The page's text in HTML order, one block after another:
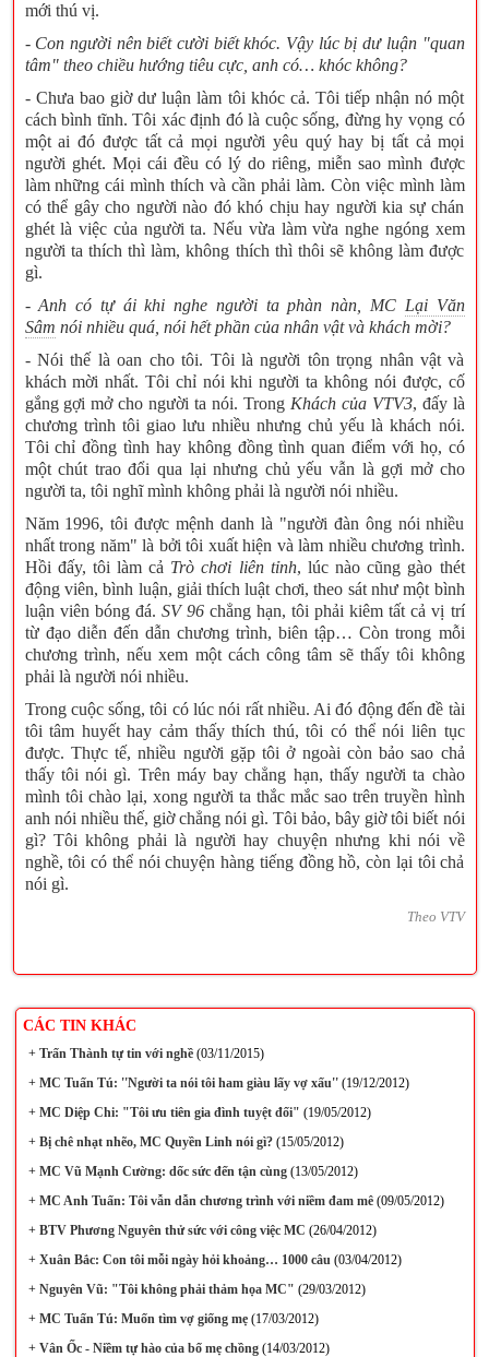
mới thú vị.
- Con người nên biết cười biết khóc. Vậy lúc bị dư luận "quan
tâm" theo chiều hướng tiêu cực, anh có… khóc không?
- Chưa bao giờ dư luận làm tôi khóc cả. Tôi tiếp nhận nó một
cách bình tĩnh. Tôi xác định đó là cuộc sống, đừng hy vọng có
một ai đó được tất cả mọi người yêu quý hay bị tất cả mọi
người ghét. Mọi cái đều có lý do riêng, miễn sao mình được
làm những cái mình thích và cần phải làm. Còn việc mình làm
có thể gây cho người nào đó khó chịu hay người kia sự chán
ghét là việc của người ta. Nếu vừa làm vừa nghe ngóng xem
người ta thích thì làm, không thích thì thôi sẽ không làm được
gì.
- Anh có tự ái khi nghe người ta phàn nàn, MC Lại Văn
Sâm nói nhiều quá, nói hết phần của nhân vật và khách mời?
- Nói thế là oan cho tôi. Tôi là người tôn trọng nhân vật và
khách mời nhất. Tôi chỉ nói khi người ta không nói được, cố
gắng gợi mở cho người ta nói. Trong Khách của VTV3, đấy là
chương trình tôi giao lưu nhiều nhưng chủ yếu là khách nói.
Tôi chỉ đồng tình hay không đồng tình quan điểm với họ, có
một chút trao đổi qua lại nhưng chủ yếu vẫn là gợi mở cho
người ta, tôi nghĩ mình không phải là người nói nhiều.
Năm 1996, tôi được mệnh danh là "người đàn ông nói nhiều
nhất trong năm" là bởi tôi xuất hiện và làm nhiều chương trình.
Hồi đấy, tôi làm cả Trò chơi liên tỉnh, lúc nào cũng gào thét
động viên, bình luận, giải thích luật chơi, theo sát như một bình
luận viên bóng đá. SV 96 chẳng hạn, tôi phải kiêm tất cả vị trí
từ đạo diễn đến dẫn chương trình, biên tập… Còn trong mỗi
chương trình, nếu xem một cách công tâm sẽ thấy tôi không
phải là người nói nhiều.
Trong cuộc sống, tôi có lúc nói rất nhiều. Ai đó động đến đề tài
tôi tâm huyết hay cảm thấy thích thú, tôi có thể nói liên tục
được. Thực tế, nhiều người gặp tôi ở ngoài còn bảo sao chả
thấy tôi nói gì. Trên máy bay chẳng hạn, thấy người ta chào
mình tôi chào lại, xong người ta thắc mắc sao trên truyền hình
anh nói nhiều thế, giờ chẳng nói gì. Tôi bảo, bây giờ tôi biết nói
gì? Tôi không phải là người hay chuyện nhưng khi nói về
nghề, tôi có thể nói chuyện hàng tiếng đồng hồ, còn lại tôi chả
nói gì.
Theo VTV
CÁC TIN KHÁC
+Trấn Thành tự tin với nghề(03/11/2015)
+MC Tuấn Tú: ''Người ta nói tôi ham giàu lấy vợ xấu''(19/12/2012)
+MC Diệp Chi: "Tôi ưu tiên gia đình tuyệt đối" (19/05/2012)
+Bị chê nhạt nhẽo, MC Quyền Linh nói gì?(15/05/2012)
+MC Vũ Mạnh Cường: dốc sức đến tận cùng(13/05/2012)
+MC Anh Tuấn: Tôi vẫn dẫn chương trình với niềm đam mê(09/05/2012)
+BTV Phương Nguyên thử sức với công việc MC (26/04/2012)
+Xuân Bắc: Con tôi mỗi ngày hỏi khoảng… 1000 câu(03/04/2012)
+Nguyên Vũ: "Tôi không phải thảm họa MC" (29/03/2012)
+MC Tuấn Tú: Muốn tìm vợ giống mẹ(17/03/2012)
+Vân Ốc - Niềm tự hào của bố mẹ chồng(14/03/2012)